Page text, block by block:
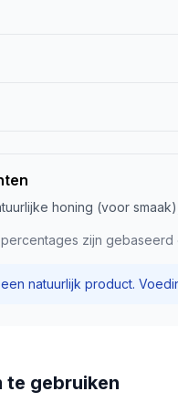
honing (voor
zijn
natuurlijk product.
te gebruiken